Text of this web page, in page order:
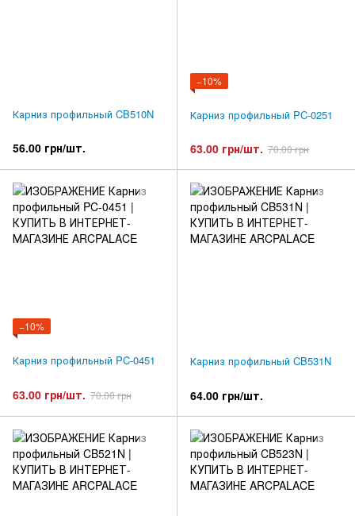
Карниз профильный CB510N
56.00 грн/шт.
−10%
Карниз профильный PC-0251
63.00 грн/шт. 70.00 грн
−10%
Карниз профильный PC-0451
63.00 грн/шт. 70.00 грн
Карниз профильный CB531N
64.00 грн/шт.